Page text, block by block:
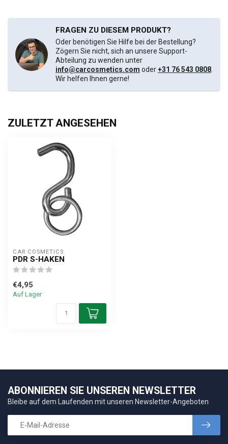
FRAGEN ZU DIESEM PRODUKT?
Oder benötigen Sie Hilfe bei der Bestellung?
Zögern Sie nicht, sich an unsere Support-
Abteilung zu wenden unter
info@carcosmetics.com oder+31 76 543 0808
Wir helfen Ihnen gerne!
ZULETZT ANGESEHEN
CAR COSMETICS
PDR S-HAKEN
€4,95
Auf Lager
ABONNIEREN SIE UNSEREN NEWSLETTER
Bleibe auf dem Laufenden mit unseren Newsletter-Angeboten